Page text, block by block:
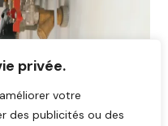
privée.
votre
des publicités ou des